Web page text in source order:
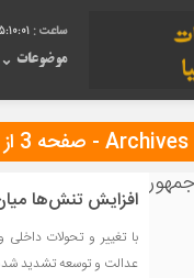
موضوعات
افزایش تنش‌‌ها
با تغییر و تحولات
عدالت و توسعه تشدید